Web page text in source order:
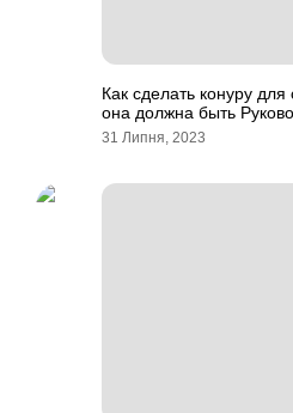
Как сделать конуру
она должна быть
31 Липня, 2023